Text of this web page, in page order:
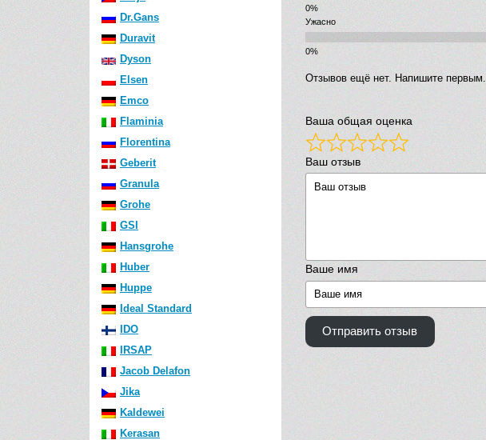
Dr.Gans
Duravit
Dyson
Elsen
Emco
Flaminia
Florentina
Geberit
Granula
Grohe
GSI
Hansgrohe
Huber
Huppe
Ideal Standard
IDO
IRSAP
Jacob Delafon
Jika
Kaldewei
Kerasan
Ужасно
Отзывов ещё нет. Напишите первым.
Ваша общая оценка
Ваш отзыв
Ваше имя
Отправить отзыв